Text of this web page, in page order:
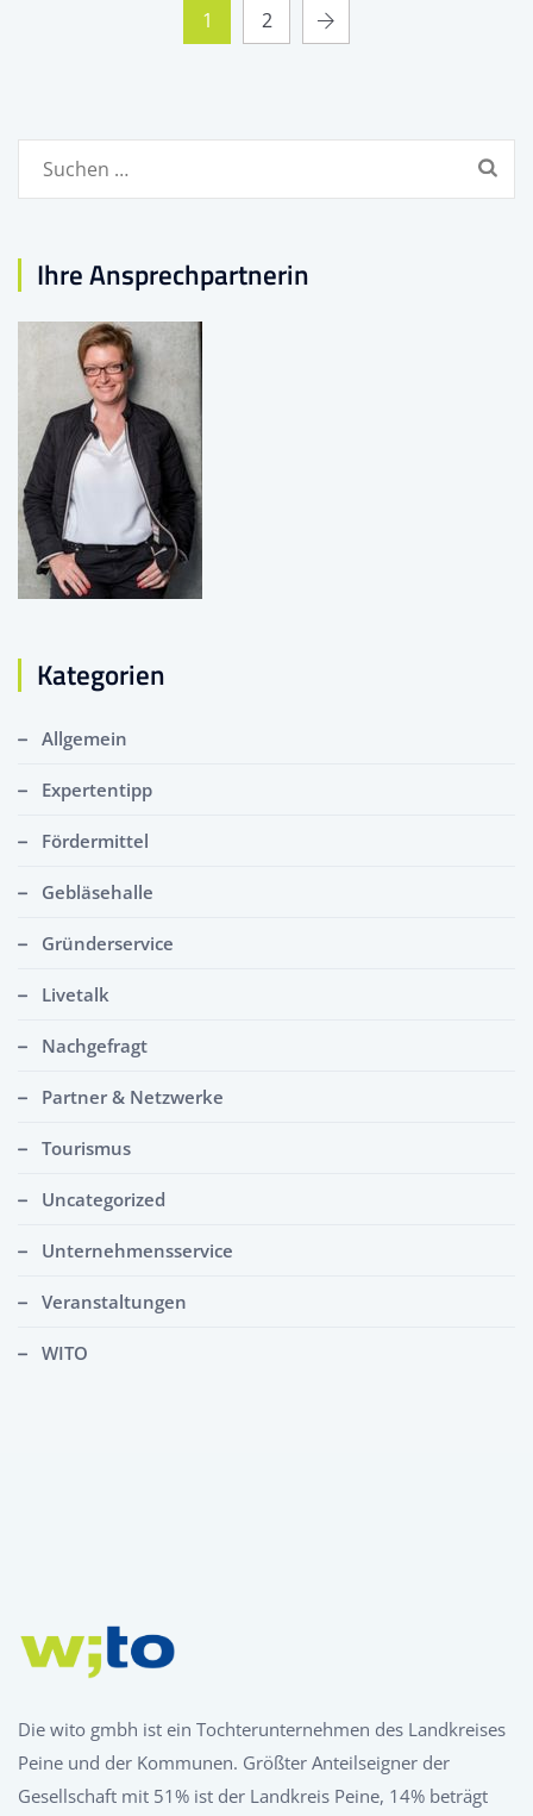
1 2
Suchen
Ihre Ansprechpartnerin
Kategorien
Allgemein
Expertentipp
Fördermittel
Gebläsehalle
Gründerservice
Livetalk
Nachgefragt
Partner & Netzwerke
Tourismus
Uncategorized
Unternehmensservice
Veranstaltungen
WITO
Die wito gmbh ist ein Tochterunternehmen des Landkreises
Peine und der Kommunen. Größter Anteilseigner der
Gesellschaft mit 51% ist der Landkreis Peine, 14% beträgt